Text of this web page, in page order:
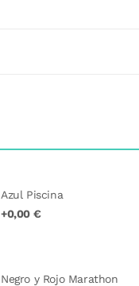
Azul Piscina
+0,00 €
Negro y Rojo Marathon